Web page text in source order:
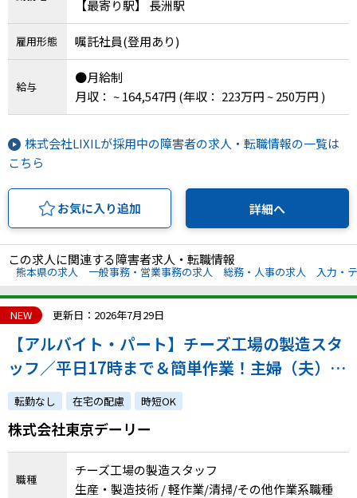
【最寄り駅】 長洲駅
雇用形態 嘱託社員(登用あり)
給与
●月給制
月収： ~ 164,547円 (年収： 223万円 ~ 250万円 )
株式会社LIXILが採用中の障害者の求人・転職情報の一覧は
こちら
お気に入り追加 詳細へ
この求人に関連する障害者求人・転職情報
熊本県の求人 一般事務・営業事務の求人 総務・人事の求人 入力・
NEW 更新日：2026年7月29日
【アルバイト・パート】チーズ工場の製造スタ
ッフ／平日17時まで＆簡単作業！主婦（夫）さ
ん活躍中♪未経験歓迎
転勤なし 在宅の配慮 時短OK
株式会社東京デーリー
職種
チーズ工場の製造スタッフ
生産・製造技術 / 軽作業/清掃/その他作業系職種